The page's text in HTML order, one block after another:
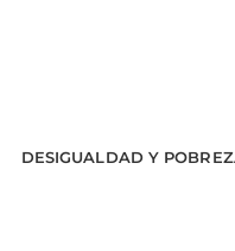
DESIGUALDAD Y